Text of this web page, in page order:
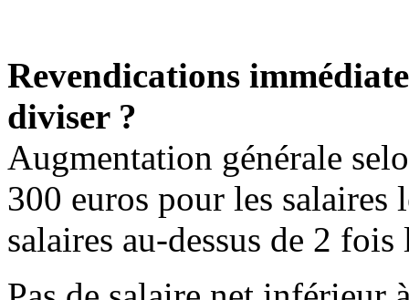
Revendications
diviser ?
Augmentation générale
300 euros pour les salaires
salaires au-dessus de 2